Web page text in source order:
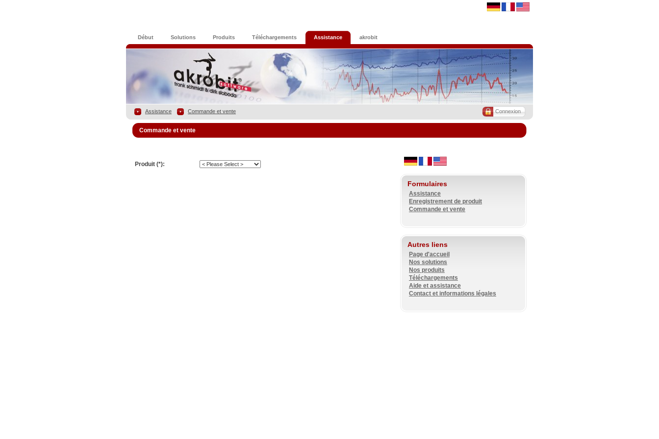
Début Solutions Produits Téléchargements Assistance akrobit
Assistance Commande et vente Connexion
Commande et vente
Produit (*):
Formulaires
Assistance
Enregistrement de produit
Commande et vente
Autres liens
Page d'accueil
Nos solutions
Nos produits
Téléchargements
Aide et assistance
Contact et informations légales